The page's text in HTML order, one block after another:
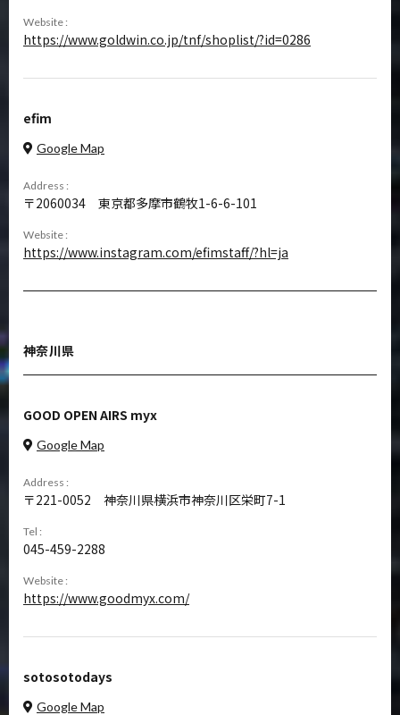
Website :
https://www.goldwin.co.jp/tnf/shoplist/?id=0286
efim
Google Map
Address :
2060034 東京都多摩市鶴牧1-6-6-101
Website :
https://www.instagram.com/efimstaff/?hl=ja
神奈川県
GOOD OPEN AIRS myx
Google Map
Address :
221-0052 神奈川県横浜市神奈川区栄町7-1
Tel :
045-459-2288
Website :
https://www.goodmyx.com/
sotosotodays
Google Map